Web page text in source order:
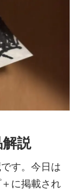
解説
す。今日は
に掲載され